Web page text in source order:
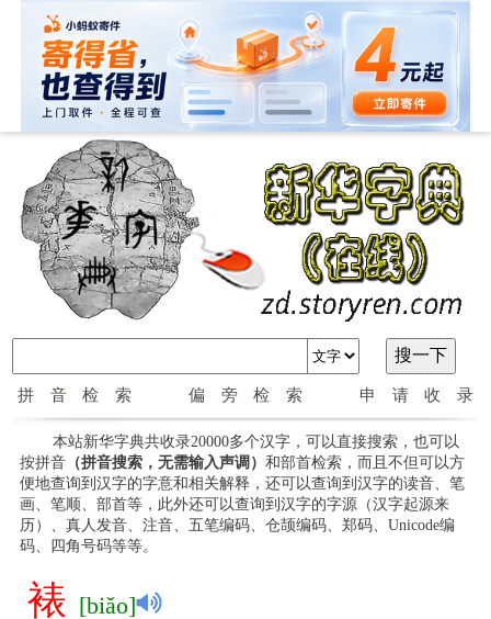
拼音检索 偏旁检索 申请收录
本站新华字典共收录20000多个汉字，可以直接搜索，也可以
按拼音（拼音搜索，无需输入声调） 和部首检索，而且不但可以方
便地查询到汉字的字意和相关解释，还可以查询到汉字的读音、笔
画、笔顺、部首等，此外还可以查询到汉字的字源（汉字起源来
历）、真人发音、注音、五笔编码、仓颉编码、郑码、Unicode编
码、四角号码等等。
裱 [biǎo]